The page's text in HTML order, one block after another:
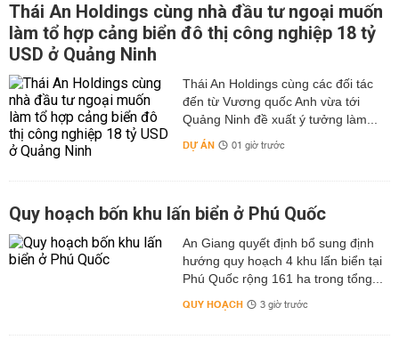
Thái An Holdings cùng nhà đầu tư ngoại muốn
làm tổ hợp cảng biển đô thị công nghiệp 18 tỷ
USD ở Quảng Ninh
Thái An Holdings cùng các đối tác
đến từ Vương quốc Anh vừa tới
Quảng Ninh đề xuất ý tưởng làm...
DỰ ÁN 01 giờ trước
Quy hoạch bốn khu lấn biển ở Phú Quốc
An Giang quyết định bổ sung định
hướng quy hoạch 4 khu lấn biển tại
Phú Quốc rộng 161 ha trong tổng...
QUY HOẠCH 3 giờ trước